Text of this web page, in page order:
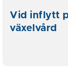
Vid inflytt
växelvård